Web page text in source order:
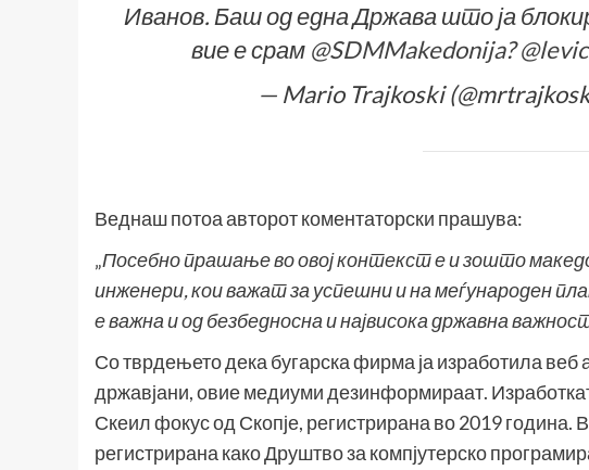
Иванов. Баш од една Држава што ја
вие е срам @SDMMakedonija?
— Mario Trajkoski
Веднаш потоа авторот коментаторски прашува:
„Посебно прашање во овој контекст е и зошто
инженери, кои важат за успешни и на меѓународен
е важна и од безбедносна и највисока државна
Со тврдењето дека бугарска фирма ја изработила веб
државјани, овие медиуми дезинформираат.
Скеил фокус од Скопје, регистрирана во 2019
регистрирана како Друштво за компјутерско